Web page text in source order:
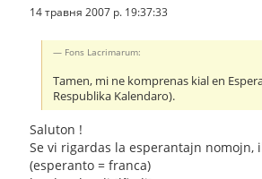
14 травня 2007 р. 19:37:33
Fons Lacrimarum:
Tamen, mi ne komprenas kial en
Respublika Kalendaro).
Saluton !
Se vi rigardas la esperantajn
(esperanto = franca)